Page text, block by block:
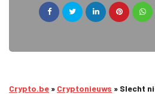
Crypto.be » Cryptonieuws » Slecht